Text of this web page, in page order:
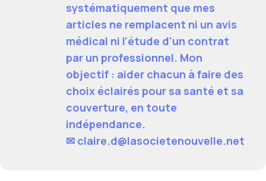
systématiquement que mes
articles ne remplacent ni un avis
médical ni l'étude d'un contrat
par un professionnel. Mon
objectif : aider chacun à faire des
choix éclairés pour sa santé et sa
couverture, en toute
indépendance.
✉ claire.d@lasocietenouvelle.net